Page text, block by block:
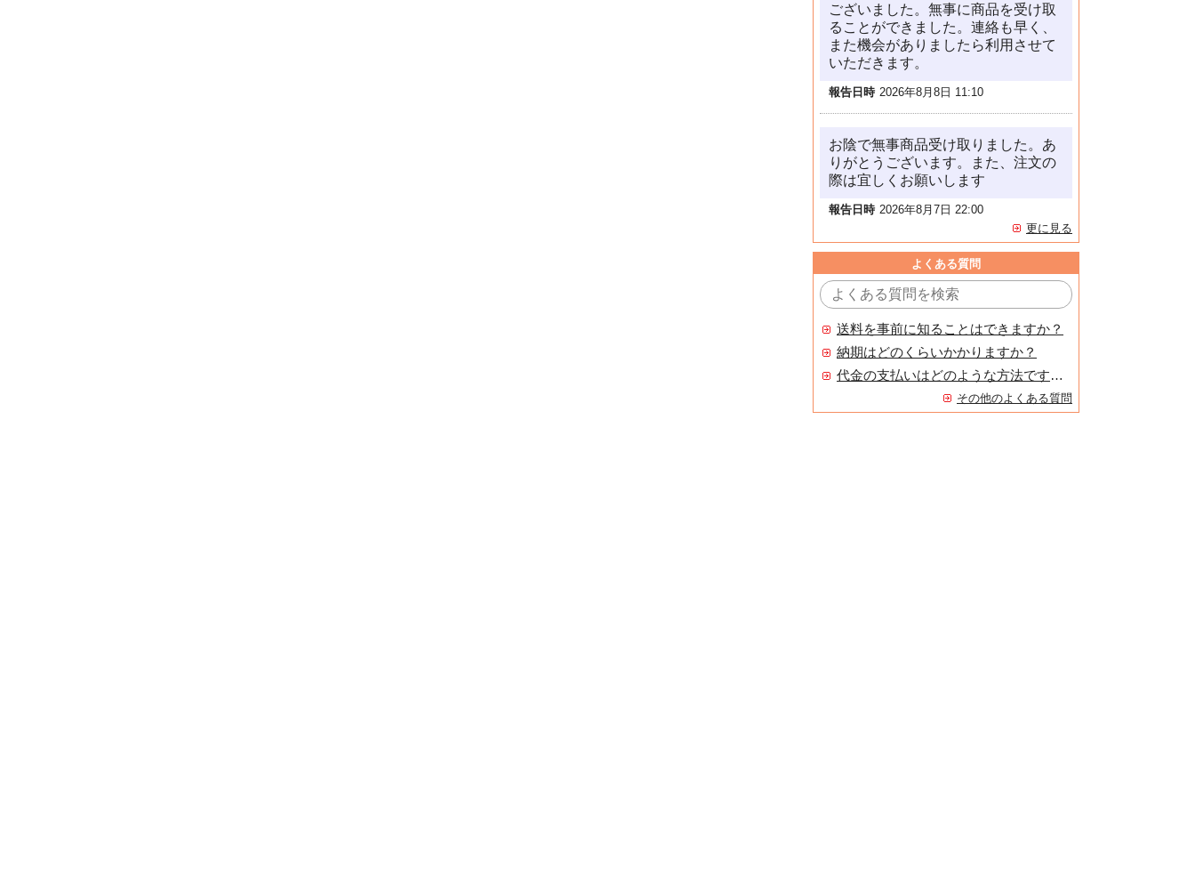
ございました。無事に商品を受け取
ることができました。連絡も早く、
また機会がありましたら利用させて
いただきます。
報告日時 2026年8月8日 11:10
お陰で無事商品受け取りました。あ
りがとうございます。また、注文の
際は宜しくお願いします
報告日時 2026年8月7日 22:00
更に見る
よくある質問
送料を事前に知ることはできますか？
納期はどのくらいかかりますか？
代金の支払いはどのような方法ですか？
その他のよくある質問